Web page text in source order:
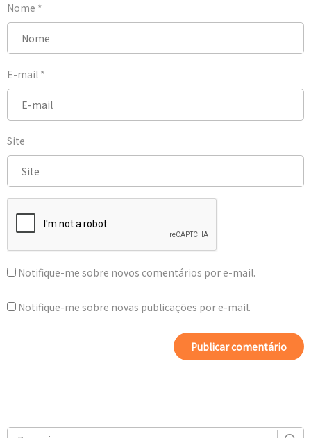
Nome *
E-mail *
Site
Notifique-me sobre novos comentários por e-mail.
Notifique-me sobre novas publicações por e-mail.